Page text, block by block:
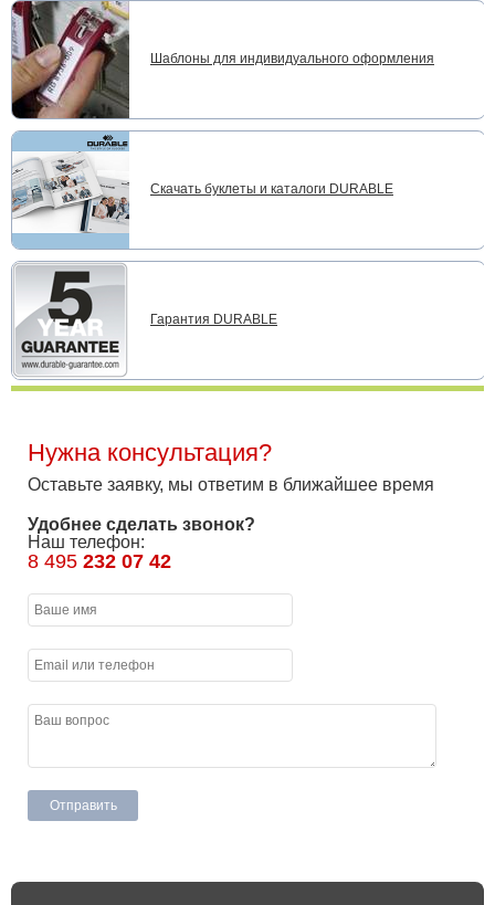
Шаблоны для индивидуального оформления
Скачать буклеты и каталоги DURABLE
Гарантия DURABLE
Нужна консультация?
Оставьте заявку, мы ответим в ближайшее время
Удобнее сделать звонок?
Наш телефон:
8 495 232 07 42